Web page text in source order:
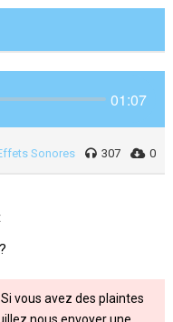
01:07
Sonores 307 0
vous avez des plaintes